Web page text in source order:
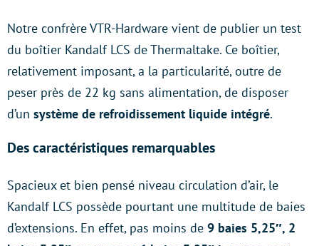
Notre confrère VTR-Hardware vient de publier un test
du boîtier Kandalf LCS de Thermaltake. Ce boîtier,
relativement imposant, a la particularité, outre de
peser près de 22 kg sans alimentation, de disposer
d’un système de refroidissement liquide intégré.
Des caractéristiques remarquables
Spacieux et bien pensé niveau circulation d’air, le
Kandalf LCS possède pourtant une multitude de baies
d’extensions. En effet, pas moins de 9 baies 5,25″, 2